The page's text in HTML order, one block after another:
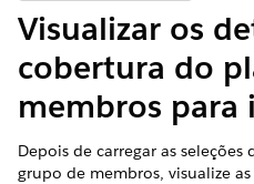
Visualizar os
cobertura do
membros para
Depois de carregar as
grupo de membros, visualize